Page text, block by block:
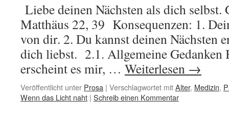
Liebe deinen Nächsten als dich selbst.
Matthäus 22, 39 Konsequenzen: 1.
von dir. 2. Du kannst deinen Nächsten
dich liebst. 2.1. Allgemeine Gedanken
erscheint es mir, … Weiterlesen →
Veröffentlicht unter Prosa | Verschlagwortet mitAlter, Medizin,
Wenn das Licht naht | Schreib einen Kommentar